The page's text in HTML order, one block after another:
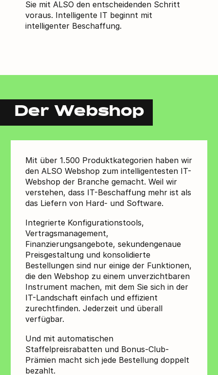
Sie mit ALSO den entscheidenden Schritt
voraus. Intelligente IT beginnt mit
intelligenter Beschaffung.
Der Webshop
Mit über 1.500 Produktkategorien haben wir
den ALSO Webshop zum intelligentesten IT-
Webshop der Branche gemacht. Weil wir
verstehen, dass IT-Beschaffung mehr ist als
das Liefern von Hard- und Software.
Integrierte Konfigurationstools,
Vertragsmanagement,
Finanzierungsangebote, sekundengenaue
Preisgestaltung und konsolidierte
Bestellungen sind nur einige der Funktionen,
die den Webshop zu einem unverzichtbaren
Instrument machen, mit dem Sie sich in der
IT-Landschaft einfach und effizient
zurechtfinden. Jederzeit und überall
verfügbar.
Und mit automatischen
Staffelpreisrabatten und Bonus-Club-
Prämien macht sich jede Bestellung doppelt
bezahlt.